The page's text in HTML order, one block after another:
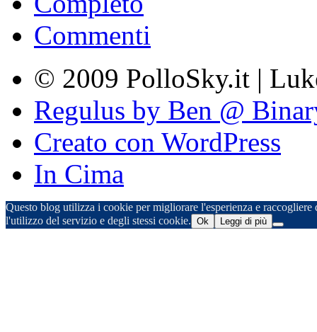
Commenti
© 2009 PolloSky.it |
Regulus by Ben @
Creato con WordPress
In Cima
Questo blog utilizza i cookie per migliorare l'esperienza e
l'utilizzo del servizio e degli stessi cookie. Ok Leggi di più